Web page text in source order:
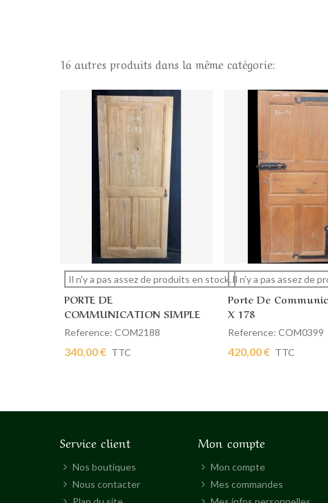
16 autres produits dans la même catégorie:
Afficher plus
Il n'y a pas assez de produits en stock.
PORTE DE
COMMUNICATION SIMPLE
85 X 196
Reference: COM2188
340,00 € TTC
Afficher plus
Il n'y a pas assez de
Porte De
X 178
Reference: COM0399
420,00 € TTC
Service client
Nos boutiques
Nous contacter
Mon compte
Mon compte
Mes commandes